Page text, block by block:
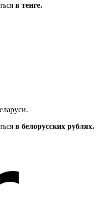
в тенге.
в белорусских рублях.